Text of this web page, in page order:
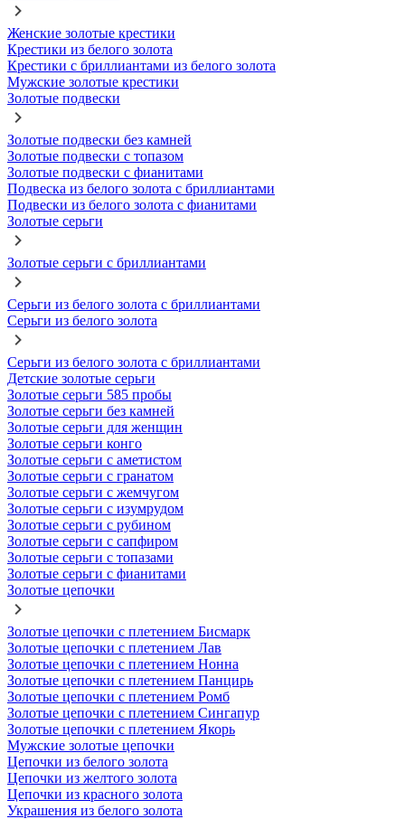
Женские золотые крестики
Крестики из белого золота
Крестики с бриллиантами из белого золота
Мужские золотые крестики
Золотые подвески
Золотые подвески без камней
Золотые подвески с топазом
Золотые подвески с фианитами
Подвеска из белого золота с бриллиантами
Подвески из белого золота с фианитами
Золотые серьги
Золотые серьги с бриллиантами
Серьги из белого золота с бриллиантами
Серьги из белого золота
Серьги из белого золота с бриллиантами
Детские золотые серьги
Золотые серьги 585 пробы
Золотые серьги без камней
Золотые серьги для женщин
Золотые серьги конго
Золотые серьги с аметистом
Золотые серьги с гранатом
Золотые серьги с жемчугом
Золотые серьги с изумрудом
Золотые серьги с рубином
Золотые серьги с сапфиром
Золотые серьги с топазами
Золотые серьги с фианитами
Золотые цепочки
Золотые цепочки с плетением Бисмарк
Золотые цепочки с плетением Лав
Золотые цепочки с плетением Нонна
Золотые цепочки с плетением Панцирь
Золотые цепочки с плетением Ромб
Золотые цепочки с плетением Сингапур
Золотые цепочки с плетением Якорь
Мужские золотые цепочки
Цепочки из белого золота
Цепочки из желтого золота
Цепочки из красного золота
Украшения из белого золота